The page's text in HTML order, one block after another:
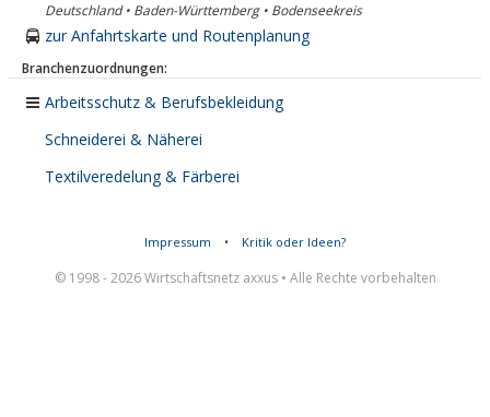
Deutschland • Baden-Württemberg • Bodenseekreis
zur Anfahrtskarte und Routenplanung
Branchenzuordnungen:
Arbeitsschutz & Berufsbekleidung
Schneiderei & Näherei
Textilveredelung & Färberei
Impressum • Kritik oder Ideen?
© 1998 - 2026 Wirtschaftsnetz axxus • Alle Rechte vorbehalten